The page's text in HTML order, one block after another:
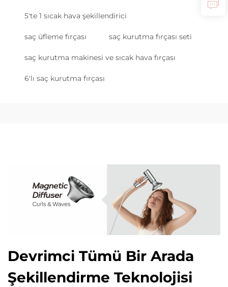
5'te 1 sıcak hava şekillendirici
saç üfleme fırçası saç kurutma fırçası seti
saç kurutma makinesi ve sıcak hava fırçası
6'lı saç kurutma fırçası
Devrimci Tümü Bir Arada
Şekillendirme Teknolojisi